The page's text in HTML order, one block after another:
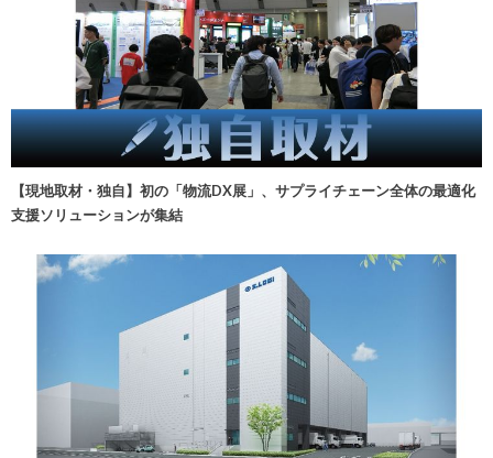
【現地取材・独自】初の「物流DX展」、サプライチェーン全体の最適化
支援ソリューションが集結